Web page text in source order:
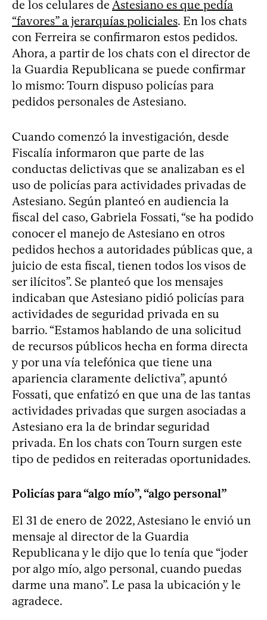
de los celulares de Astesiano es que pedía
“favores” a jerarquías policiales. En los chats
con Ferreira se confirmaron estos pedidos.
Ahora, a partir de los chats con el director de
la Guardia Republicana se puede confirmar
lo mismo: Tourn dispuso policías para
pedidos personales de Astesiano.
Cuando comenzó la investigación, desde
Fiscalía informaron que parte de las
conductas delictivas que se analizaban es el
uso de policías para actividades privadas de
Astesiano. Según planteó en audiencia la
fiscal del caso, Gabriela Fossati, “se ha podido
conocer el manejo de Astesiano en otros
pedidos hechos a autoridades públicas que, a
juicio de esta fiscal, tienen todos los visos de
ser ilícitos”. Se planteó que los mensajes
indicaban que Astesiano pidió policías para
actividades de seguridad privada en su
barrio. “Estamos hablando de una solicitud
de recursos públicos hecha en forma directa
y por una vía telefónica que tiene una
apariencia claramente delictiva”, apuntó
Fossati, que enfatizó en que una de las tantas
actividades privadas que surgen asociadas a
Astesiano era la de brindar seguridad
privada. En los chats con Tourn surgen este
tipo de pedidos en reiteradas oportunidades.
Policías para “algo mío”, “algo personal”
El 31 de enero de 2022, Astesiano le envió un
mensaje al director de la Guardia
Republicana y le dijo que lo tenía que “joder
por algo mío, algo personal, cuando puedas
darme una mano”. Le pasa la ubicación y le
agradece.